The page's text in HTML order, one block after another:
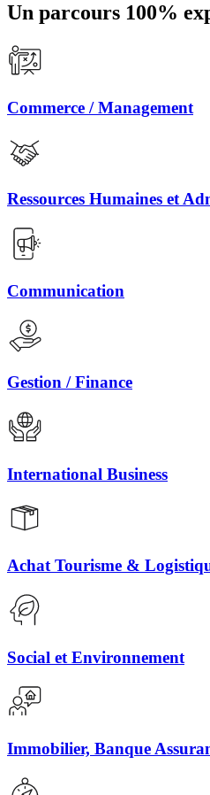
Un parcours 100%
Commerce / Management
Ressources Humaines et
Communication
Gestion / Finance
International Business
Achat Tourisme &
Social et Environnement
Immobilier, Banque